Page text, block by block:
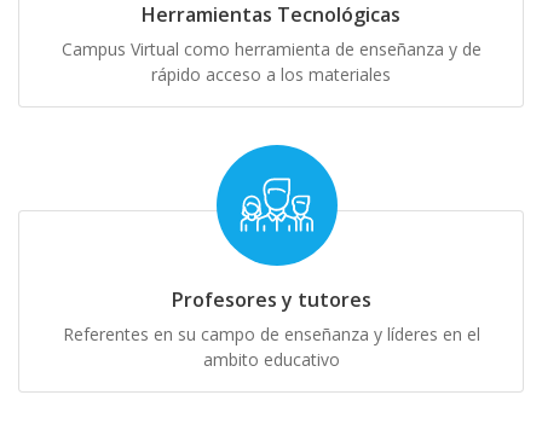
Herramientas Tecnológicas
Campus Virtual como herramienta de enseñanza y de
rápido acceso a los materiales
Profesores y tutores
Referentes en su campo de enseñanza y líderes en el
ambito educativo